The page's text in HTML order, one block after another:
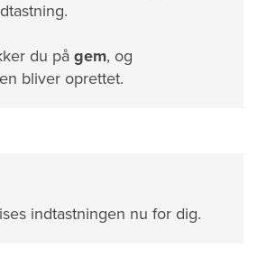
du på gem, og
bliver oprettet.
indtastningen nu for dig.